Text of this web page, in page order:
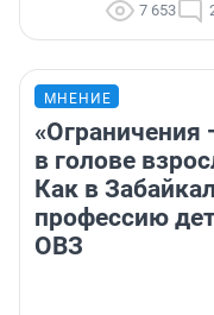
7 653
МНЕНИЕ
«Ограничения
в голове
Как в
профессию
ОВЗ